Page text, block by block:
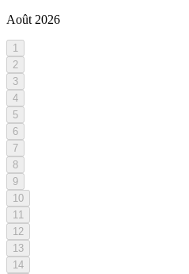
Août 2026
1
2
3
4
5
6
7
8
9
10
11
12
13
14